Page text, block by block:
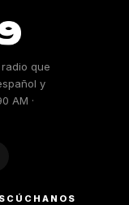
que
y
AM ·